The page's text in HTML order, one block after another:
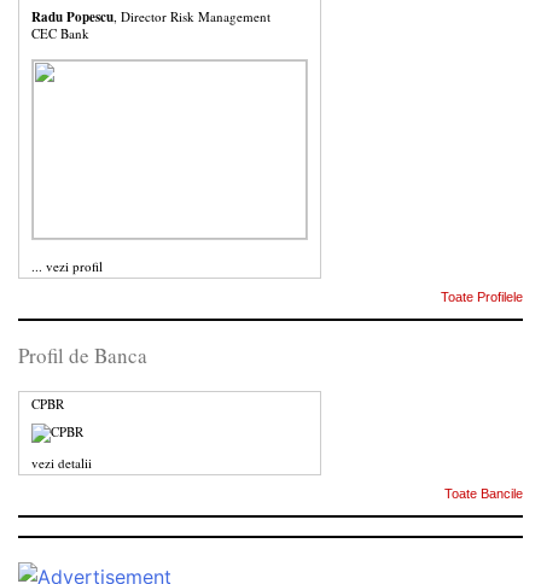
Radu Popescu, Director Risk Management
CEC Bank
... vezi profil
Toate Profilele
Profil de Banca
CPBR
vezi detalii
Toate Bancile